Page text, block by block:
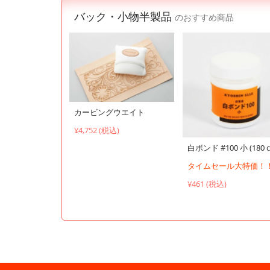
バック・小物半製品 のおすすめ商品
カービングウエイト
¥4,752 (税込)
白ボンド #100 小 (180
タイムセール大特価！
¥461 (税込)